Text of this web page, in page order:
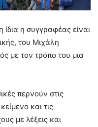
ίδια η συγγραφέας είναι
του Μιχάλη
με τον τρόπο του μια
περνούν στις
και τις
με λέξεις και